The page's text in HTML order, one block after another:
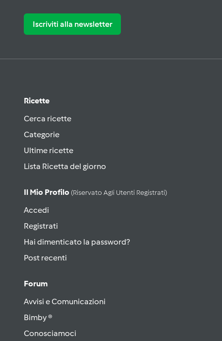
Iscriviti alla newsletter
Ricette
Cerca ricette
Categorie
Ultime ricette
Lista Ricetta del giorno
Il Mio Profilo (riservato Agli Utenti Registrati)
Accedi
Registrati
Hai dimenticato la password?
Post recenti
Forum
Avvisi e Comunicazioni
Bimby ®
Conosciamoci